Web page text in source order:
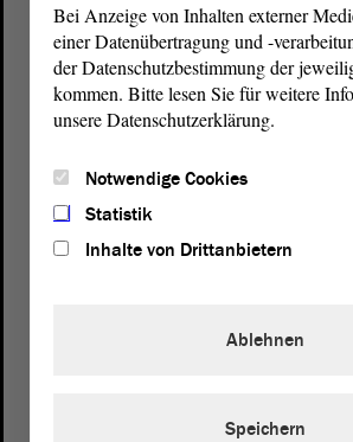
Bei Anzeige von Inhalten externer
einer Datenübertragung und -
der Datenschutzbestimmung der
kommen. Bitte lesen Sie für weitere
unsere Datenschutzerklärung.
Notwendige Cookies
Statistik
Inhalte von Drittanbietern
Ablehnen
Speichern